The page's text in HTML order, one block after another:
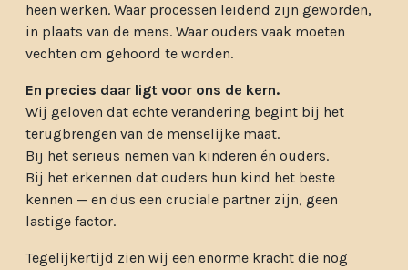
heen werken. Waar processen leidend zijn geworden,
in plaats van de mens. Waar ouders vaak moeten
vechten om gehoord te worden.
En precies daar ligt voor ons de kern.
Wij geloven dat echte verandering begint bij het
terugbrengen van de menselijke maat.
Bij het serieus nemen van kinderen én ouders.
Bij het erkennen dat ouders hun kind het beste
kennen — en dus een cruciale partner zijn, geen
lastige factor.
Tegelijkertijd zien wij een enorme kracht die nog